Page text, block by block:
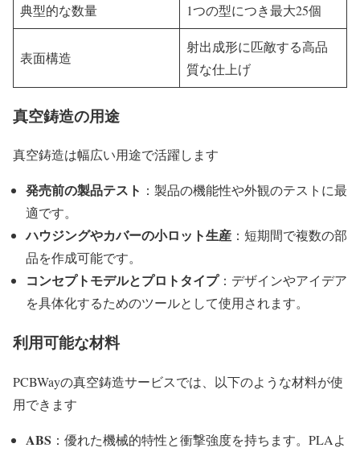
典型的な数量 1つの型につき最大25個
表面構造
射出成形に匹敵する高品
質な仕上げ
真空鋳造の用途
真空鋳造は幅広い用途で活躍します
発売前の製品テスト ：製品の機能性や外観のテストに最
適です。
ハウジングやカバーの小ロット生産 ：短期間で複数の部
品を作成可能です。
コンセプトモデルとプロトタイプ：デザインやアイデア
を具体化するためのツールとして使用されます。
利用可能な材料
PCBWayの真空鋳造サービスでは、以下のような材料が使
用できます
ABS ：優れた機械的特性と衝撃強度を持ちます。PLAよ